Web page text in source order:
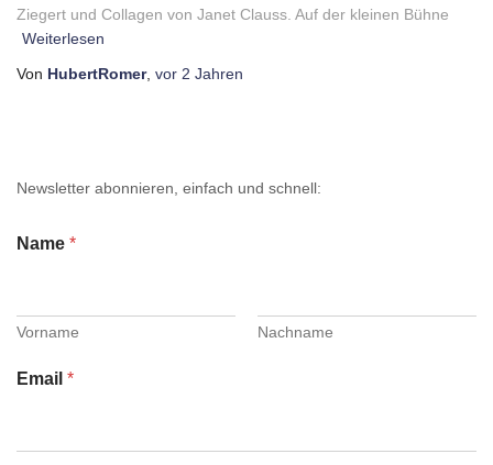
Ziegert und Collagen von Janet Clauss. Auf der kleinen Bühne
Weiterlesen
Von HubertRomer, vor 2 Jahren
Newsletter abonnieren, einfach und schnell:
Name *
Vorname Nachname
Email *